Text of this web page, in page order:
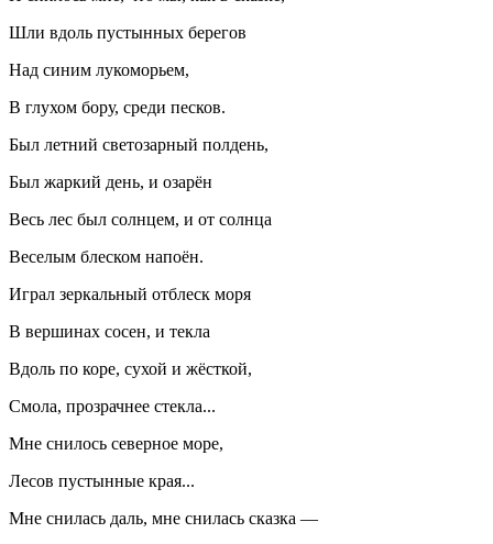
Шли вдоль пустынных берегов
Над синим лукоморьем,
В глухом бору, среди песков.
Был летний светозарный полдень,
Был жаркий день, и озарён
Весь лес был солнцем, и от солнца
Веселым блеском напоён.
Играл зеркальный отблеск моря
В вершинах сосен, и текла
Вдоль по коре, сухой и жёсткой,
Смола, прозрачнее стекла...
Мне снилось северное море,
Лесов пустынные края...
Мне снилась даль, мне снилась сказка —